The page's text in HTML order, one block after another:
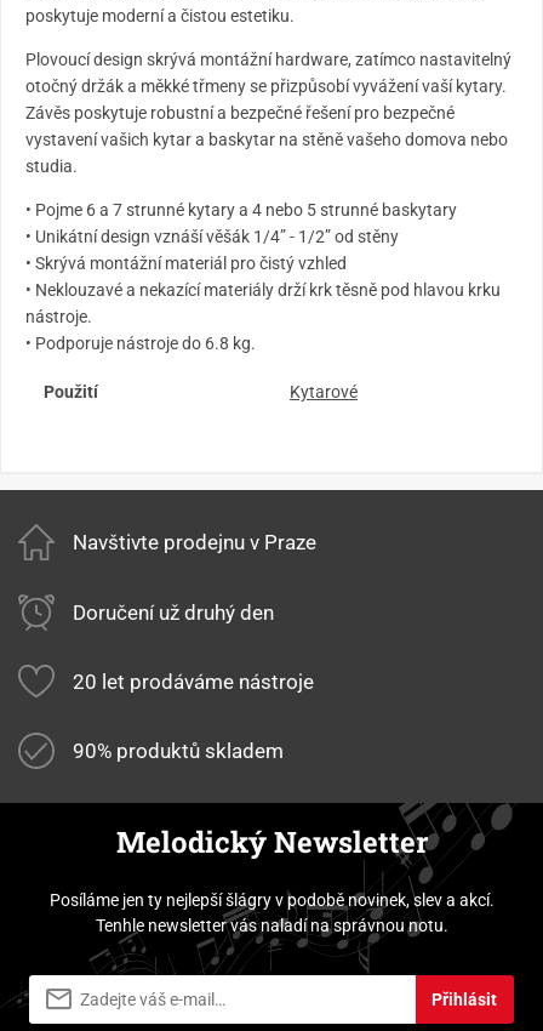
poskytuje moderní a čistou estetiku.
Plovoucí design skrývá montážní hardware, zatímco nastavitelný
otočný držák a měkké třmeny se přizpůsobí vyvážení vaší kytary.
Závěs poskytuje robustní a bezpečné řešení pro bezpečné
vystavení vašich kytar a baskytar na stěně vašeho domova nebo
studia.
• Pojme 6 a 7 strunné kytary a 4 nebo 5 strunné baskytary
• Unikátní design vznáší věšák 1/4” - 1/2” od stěny
• Skrývá montážní materiál pro čistý vzhled
• Neklouzavé a nekazící materiály drží krk těsně pod hlavou krku
nástroje.
• Podporuje nástroje do 6.8 kg.
Použití Kytarové
Navštivte prodejnu v Praze
Doručení už druhý den
20 let prodáváme nástroje
90% produktů skladem
Melodický Newsletter
Posíláme jen ty nejlepší šlágry v podobě novinek, slev a akcí.
Tenhle newsletter vás naladí na správnou notu.
Přihlásit